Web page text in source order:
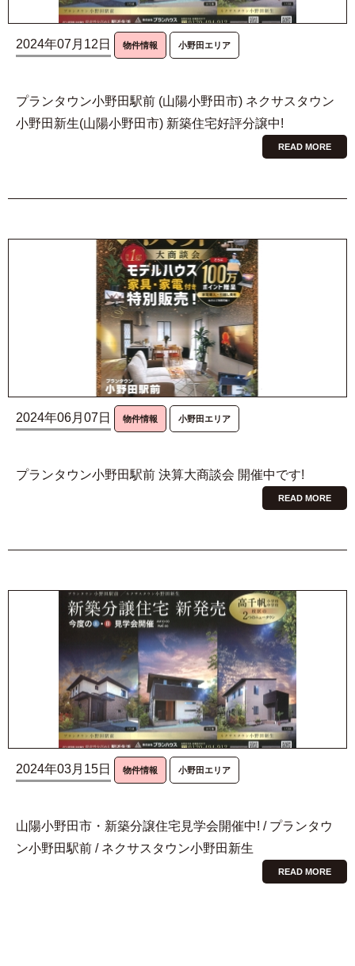
2024年07月12日 物件情報 小野田エリア
プランタウン小野田駅前 (山陽小野田市) ネクサスタウン
小野田新生(山陽小野田市) 新築住宅好評分譲中!
READ MORE
2024年06月07日 物件情報 小野田エリア
プランタウン小野田駅前 決算大商談会 開催中です!
READ MORE
2024年03月15日 物件情報 小野田エリア
山陽小野田市・新築分譲住宅見学会開催中! / プランタウ
ン小野田駅前 / ネクサスタウン小野田新生
READ MORE